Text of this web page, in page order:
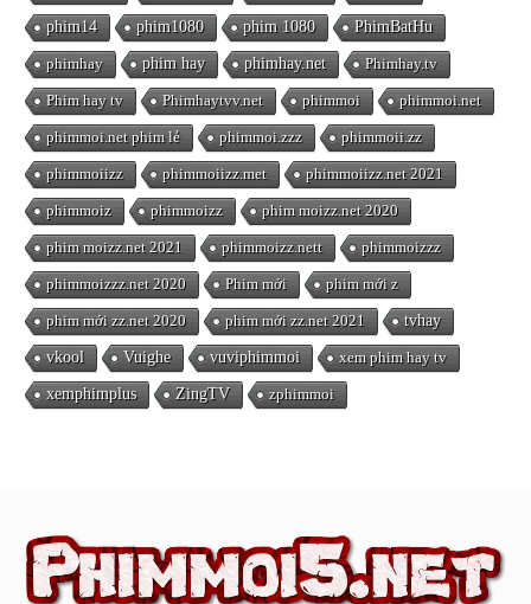
phim14 phim1080 phim 1080 PhimBatHu
phimhay phim hay phimhay.net Phimhay.tv
Phim hay tv Phimhaytvv.net phimmoi phimmoi.net
phimmoi.net phim lẻ phimmoi.zzz phimmoii.zz
phimmoiizz phimmoiizz.met phimmoiizz.net 2021
phimmoiz phimmoizz phim moizz.net 2020
phim moizz.net 2021 phimmoizz.nett phimmoizzz
phimmoizzz.net 2020 Phim mới phim mới z
phim mới zz.net 2020 phim mới zz.net 2021 tvhay
vkool Vuighe vuviphimmoi xem phim hay tv
xemphimplus ZingTV zphimmoi